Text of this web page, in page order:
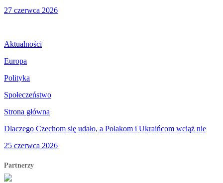
27 czerwca 2026
Aktualności
Europa
Polityka
Społeczeństwo
Strona główna
Dlaczego Czechom się udało, a Polakom i Ukraińcom wciąż nie
25 czerwca 2026
Partnerzy